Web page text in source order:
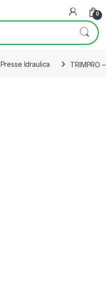
0
Presse Idraulica TRIMPRO